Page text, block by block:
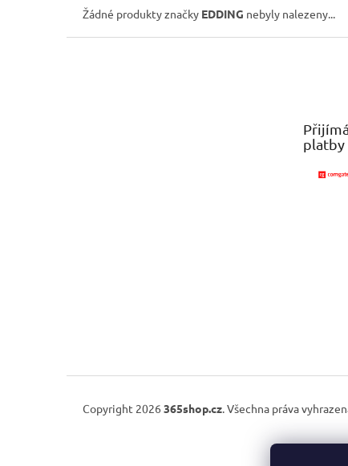
Žádné produkty značky EDDING nebyly nalezeny...
platby
Copyright 2026 365shop.cz. Všechna práva